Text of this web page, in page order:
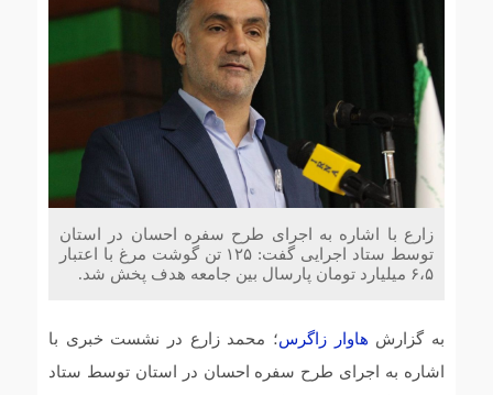
زارع با اشاره به اجرای طرح سفره احسان در استان
توسط ستاد اجرایی گفت: ۱۲۵ تن گوشت مرغ با اعتبار
۶،۵ میلیارد تومان پارسال بین جامعه هدف پخش شد.
به گزارش هاوار زاگرس؛ محمد زارع در نشست خبری با
اشاره به اجرای طرح سفره احسان در استان توسط ستاد